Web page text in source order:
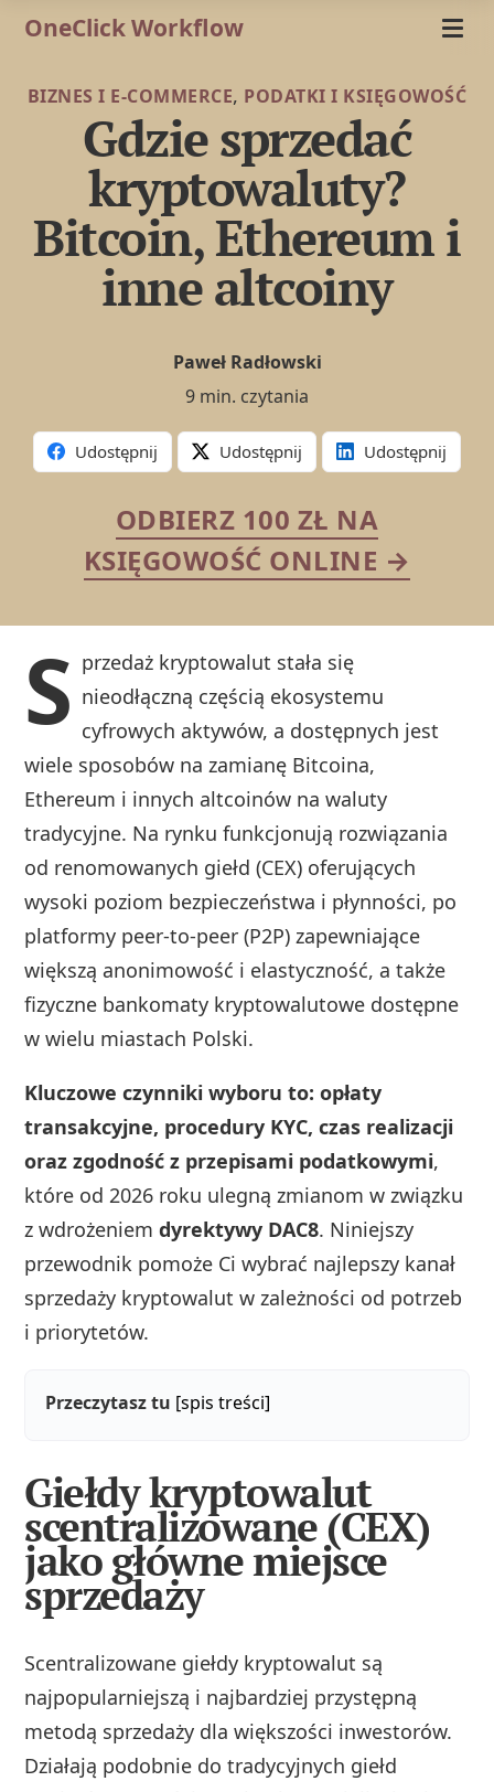
OneClick Workflow
BIZNES I E-COMMERCE, PODATKI I KSIĘGOWOŚĆ
Gdzie sprzedać
kryptowaluty?
Bitcoin, Ethereum i
inne altcoiny
Paweł Radłowski
9 min. czytania
Udostępnij Udostępnij Udostępnij
ODBIERZ 100 ZŁ NA
KSIĘGOWOŚĆ ONLINE →
S przedaż kryptowalut stała się
nieodłączną częścią ekosystemu
cyfrowych aktywów, a dostępnych jest
wiele sposobów na zamianę Bitcoina,
Ethereum i innych altcoinów na waluty
tradycyjne. Na rynku funkcjonują rozwiązania
od renomowanych giełd (CEX) oferujących
wysoki poziom bezpieczeństwa i płynności, po
platformy peer-to-peer (P2P) zapewniające
większą anonimowość i elastyczność, a także
fizyczne bankomaty kryptowalutowe dostępne
w wielu miastach Polski.
Kluczowe czynniki wyboru to: opłaty
transakcyjne, procedury KYC, czas realizacji
oraz zgodność z przepisami podatkowymi,
które od 2026 roku ulegną zmianom w związku
z wdrożeniemdyrektywy DAC8. Niniejszy
przewodnik pomoże Ci wybrać najlepszy kanał
sprzedaży kryptowalut w zależności od potrzeb
i priorytetów.
Przeczytasz tu [spis treści]
Giełdy kryptowalut
scentralizowane (CEX)
jako główne miejsce
sprzedaży
Scentralizowane giełdy kryptowalut są
najpopularniejszą i najbardziej przystępną
metodą sprzedaży dla większości inwestorów.
Działają podobnie do tradycyjnych giełd